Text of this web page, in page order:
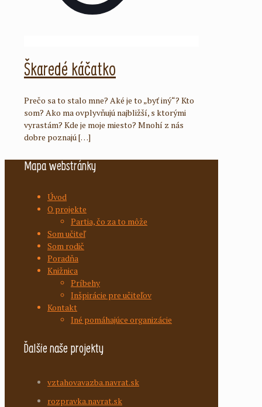
Škaredé káčatko
Prečo sa to stalo mne? Aké je to „byť iný“? Kto
som? Ako ma ovplyvňujú najbližší, s ktorými
vyrastám? Kde je moje miesto? Mnohí z nás
dobre poznajú[…]
Mapa webstránky
Úvod
O projekte
Partia, čo za to môže
Som učiteľ
Som rodič
Poradňa
Knižnica
Príbehy
Inšpirácie pre učiteľov
Kontakt
Iné pomáhajúce organizácie
Ďalšie naše projekty
vztahovavazba.navrat.sk
rozpravka.navrat.sk